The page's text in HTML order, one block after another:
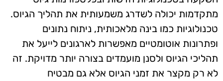
מתקדמות יכולה לשדרג משמעותית את תהליך הגיוס.
טכנולוגיות כמו בינה מלאכותית, ניתוח נתונים
ופתרונות אוטומטיים מאפשרות לארגונים לייעל את
תהליכי הגיוס ולסנן מועמדים בצורה יותר מדויקת. זה
לא רק מקצר את זמני הגיוס אלא גם מבטיח